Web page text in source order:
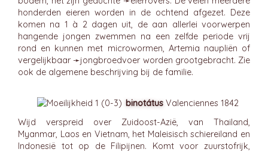
honderden eieren worden in de ochtend afgezet. Deze
komen na 1 à 2 dagen uit, de aan allerlei voorwerpen
hangende jongen zwemmen na een zelfde periode vrij
rond en kunnen met microwormen, Artemia naupliën of
vergelijkbaar ➛jongbroedvoerworden grootgebracht. Zie
ook de algemene beschrijving bij de familie.
binotátus Valenciennes 1842
Wijd verspreid over Zuidoost-Azië, van Thailand,
Myanmar, Laos en Vietnam, het Maleisisch schiereiland en
Indonesië tot op de Filipijnen. Komt voor zuurstofrijk,